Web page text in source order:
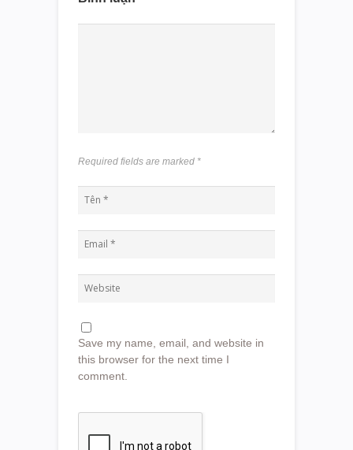
Required fields are marked *
Save my name, email, and website in
this browser for the next time I
comment.